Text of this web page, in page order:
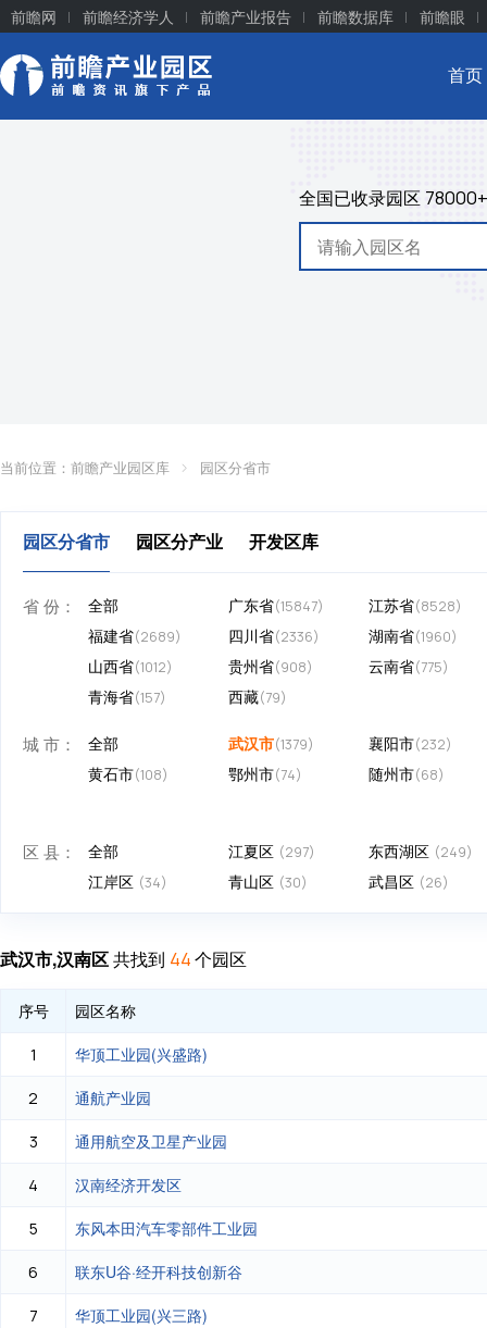
前瞻网 前瞻经济学人 前瞻产业报告 前瞻数据库 前瞻眼
首页
全国已收录园区 78000+
当前位置： 前瞻产业园区库 园区分省市
园区分省市 园区分产业 开发区库
省 份： 全部 广东省(15847) 江苏省(8528)
福建省(2689) 四川省(2336) 湖南省(1960)
山西省(1012) 贵州省(908) 云南省(775)
青海省(157) 西藏(79)
城 市： 全部 武汉市(1379) 襄阳市(232)
黄石市(108) 鄂州市(74) 随州市(68)
区 县： 全部 江夏区 (297) 东西湖区 (249)
江岸区 (34) 青山区 (30) 武昌区 (26)
武汉市,汉南区共找到 44个园区
序号 园区名称
1 华顶工业园(兴盛路)
2 通航产业园
3 通用航空及卫星产业园
4 汉南经济开发区
5 东风本田汽车零部件工业园
6 联东U谷·经开科技创新谷
7 华顶工业园(兴三路)